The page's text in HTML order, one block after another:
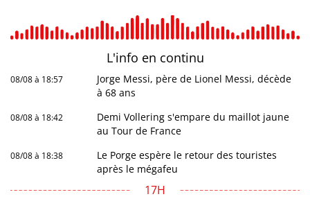
L'info en continu
08/08 à 18:57
Jorge Messi, père de Lionel Messi, décède
à 68 ans
08/08 à 18:42
Demi Vollering s'empare du maillot jaune
au Tour de France
08/08 à 18:38
Le Porge espère le retour des touristes
après le mégafeu
17H